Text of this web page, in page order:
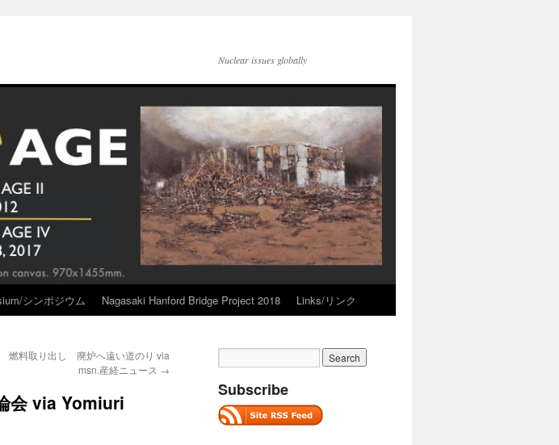
Nuclear issues globally
シンポジウム Nagasaki Hanford Bridge Project 2018 Links/リンク
料取り出し 廃炉へ遠い道のり via
msn.産経ニュース →
会 via Yomiuri
Subscribe